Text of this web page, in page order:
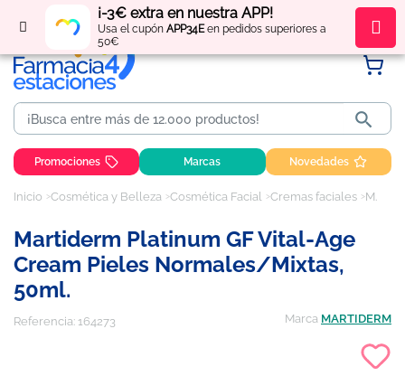
¡-3€ extra en nuestra APP!
Usa el cupón APP34Een pedidos superiores a
50€
Regístratey obténpuntos por tus compras

Promociones Marcas Novedades
Inicio Cosmética y Belleza Cosmética Facial Cremas faciales Martiderm Platinum GF Vital-Age Cream Pieles Normales/Mixtas, 50ml.
Martiderm Platinum GF Vital-Age
Cream Pieles Normales/Mixtas,
50ml.
Referencia: 164273 Marca MARTIDERM